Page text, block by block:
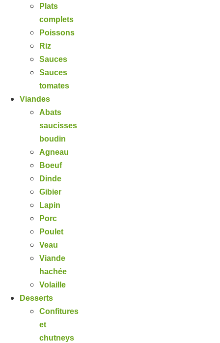
Plats
complets
Poissons
Riz
Sauces
Sauces
tomates
Viandes
Abats
saucisses
boudin
Agneau
Boeuf
Dinde
Gibier
Lapin
Porc
Poulet
Veau
Viande
hachée
Volaille
Desserts
Confitures
et
chutneys